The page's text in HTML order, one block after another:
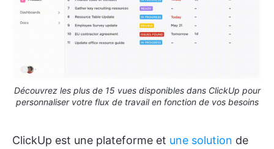
Découvrez les plus de 15 vues disponibles dans ClickUp pour
personnaliser votre flux de travail en fonction de vos besoins
ClickUp est une plateforme et une solution de